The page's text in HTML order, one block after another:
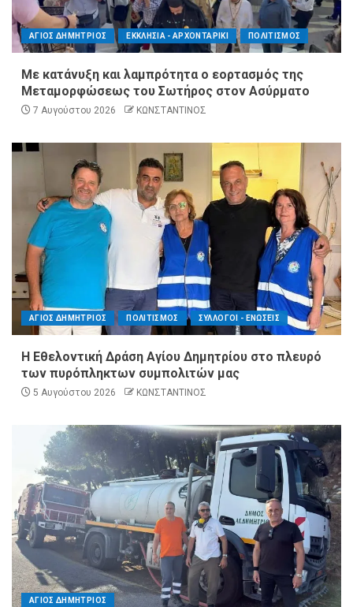
ΑΓΙΟΣ ΔΗΜΗΤΡΙΟΣ ΕΚΚΛΗΣΙΑ - ΑΡΧΟΝΤΑΡΙΚΙ ΠΟΛΙΤΙΣΜΟΣ
Με κατάνυξη και λαμπρότητα ο εορτασμός της
Μεταμορφώσεως του Σωτήρος στον Ασύρματο
7 Αυγούστου 2026 ΚΩΝΣΤΑΝΤΙΝΟΣ
ΑΓΙΟΣ ΔΗΜΗΤΡΙΟΣ ΠΟΛΙΤΙΣΜΟΣ ΣΥΛΛΟΓΟΙ - ΕΝΩΣΕΙΣ
Η Εθελοντική Δράση Αγίου Δημητρίου στο πλευρό
των πυρόπληκτων συμπολιτών μας
5 Αυγούστου 2026 ΚΩΝΣΤΑΝΤΙΝΟΣ
ΑΓΙΟΣ ΔΗΜΗΤΡΙΟΣ